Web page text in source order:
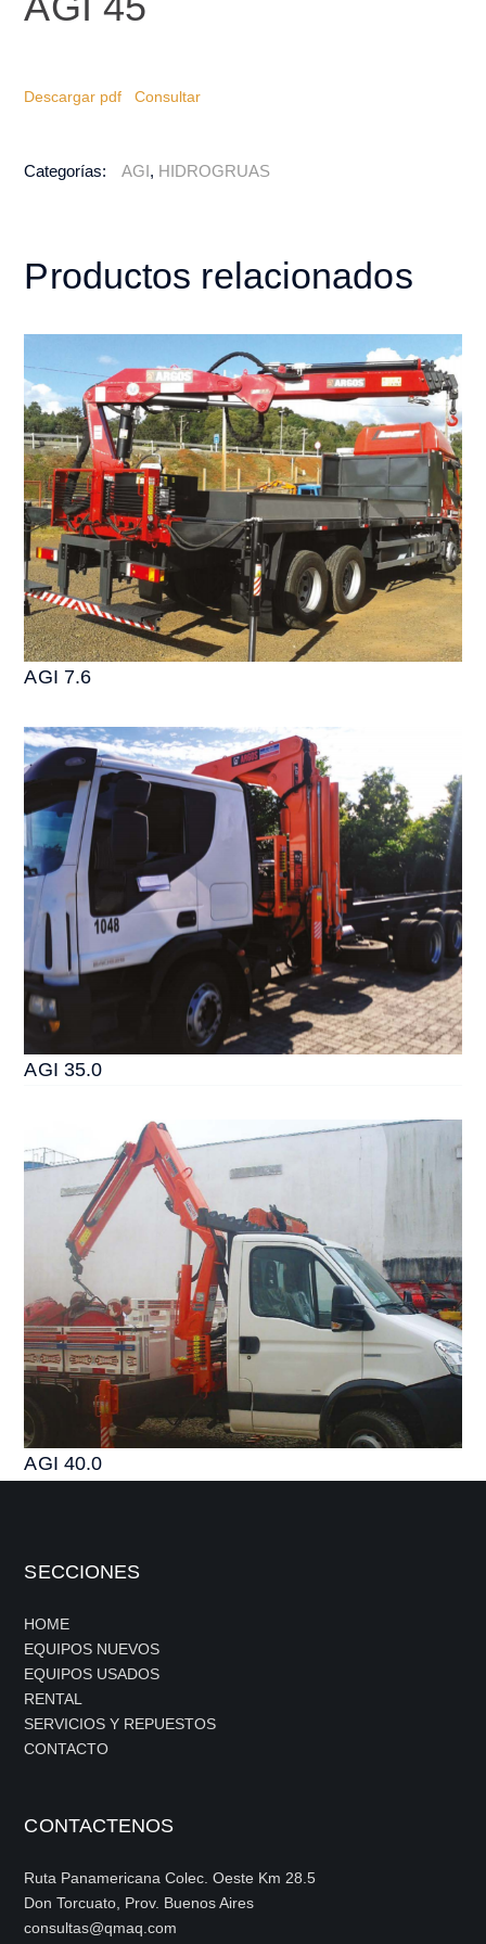
Descargar pdf Consultar
Categorías: AGI, HIDROGRUAS
Productos relacionados
AGI 7.6
AGI 35.0
AGI 40.0
SECCIONES
HOME
EQUIPOS NUEVOS
EQUIPOS USADOS
RENTAL
SERVICIOS Y REPUESTOS
CONTACTO
CONTACTENOS
Ruta Panamericana Colec. Oeste Km 28.5
Don Torcuato, Prov. Buenos Aires
consultas@qmaq.com